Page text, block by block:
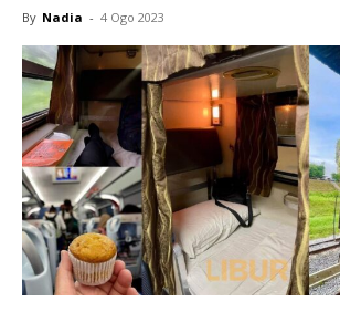
By Nadia - 4 Ogo 2023